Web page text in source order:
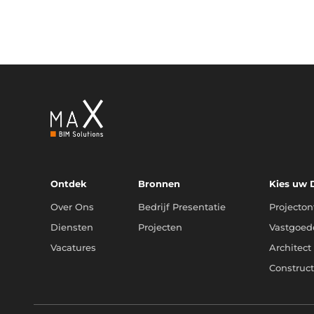
Ontdek
Over Ons
Diensten
Vacatures
Bronnen
Bedrijf Presentatie
Projecten
Kies uw
Architect